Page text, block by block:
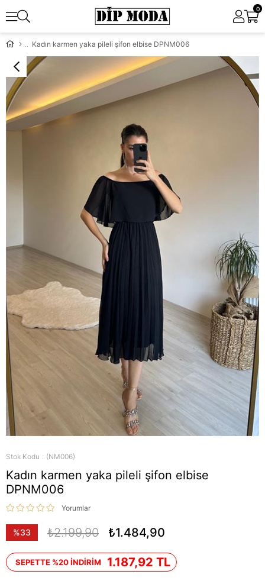
0
Kadın karmen yaka pileli şifon elbise DPNM006
Stok Kodu (NM006)
Kadın karmen yaka pileli şifon elbise
DPNM006
Yorumlar
%33
₺2.199,90 ₺1.484,90
SEPETTE %20 İNDİRİM 1.187,92 TL